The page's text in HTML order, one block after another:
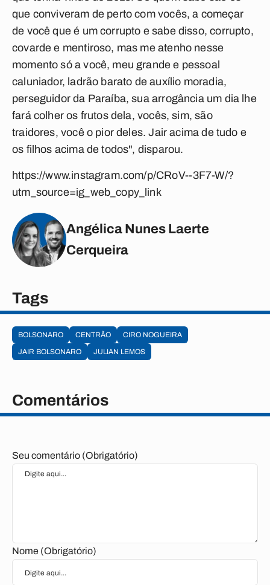
que conviveram de perto com vocês, a começar
de você que é um corrupto e sabe disso, corrupto,
covarde e mentiroso, mas me atenho nesse
momento só a você, meu grande e pessoal
caluniador, ladrão barato de auxílio moradia,
perseguidor da Paraíba, sua arrogância um dia lhe
fará colher os frutos dela, vocês, sim, são
traidores, você o pior deles. Jair acima de tudo e
os filhos acima de todos", disparou.
https://www.instagram.com/p/CRoV--3F7-W/?
utm_source=ig_web_copy_link
Angélica Nunes Laerte
Cerqueira
Tags
BOLSONARO CENTRÃO
CIRO NOGUEIRA
JAIR BOLSONARO
JULIAN LEMOS
Comentários
Seu comentário (Obrigatório)
Nome (Obrigatório)